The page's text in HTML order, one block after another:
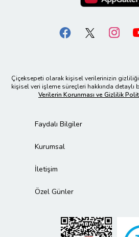
Çiçeksepeti olarak kişisel verilerinizin
kişisel veri işleme süreçleri hakkında
Verilerin Korunması ve Gizlilik
Faydalı Bilgiler
Kurumsal
İletişim
Özel Günler